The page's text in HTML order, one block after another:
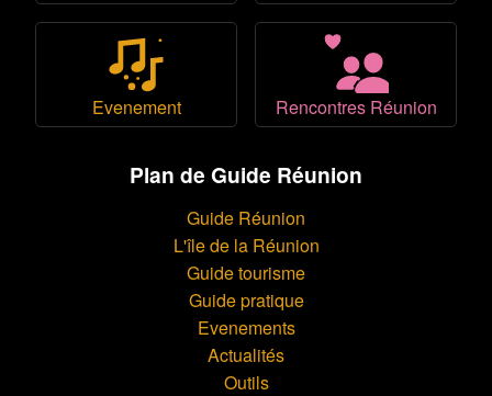
Evenement Rencontres Réunion
Plan de Guide Réunion
Guide Réunion
L'île de la Réunion
Guide tourisme
Guide pratique
Evenements
Actualités
Outils